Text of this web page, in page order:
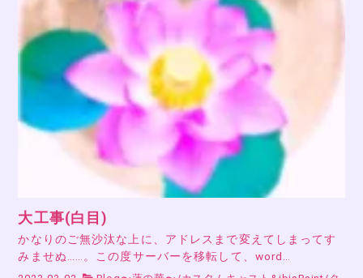
大工事(白目)
かなりのご無沙汰な上に、アドレスまで変えてしまってす
みませぬ……。この度サーバーを移転して、word…